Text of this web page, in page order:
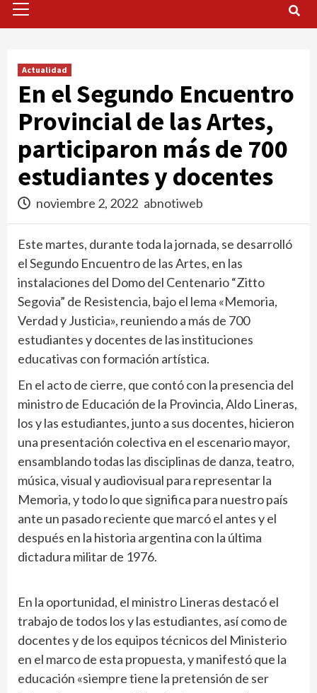
Menu
Actualidad
En el Segundo Encuentro
Provincial de las Artes,
participaron más de 700
estudiantes y docentes
noviembre 2, 2022 abnotiweb
Este martes, durante toda la jornada, se desarrolló
el Segundo Encuentro de las Artes, en las
instalaciones del Domo del Centenario “Zitto
Segovia” de Resistencia, bajo el lema «Memoria,
Verdad y Justicia», reuniendo a más de 700
estudiantes y docentes de las instituciones
educativas con formación artística.
En el acto de cierre, que contó con la presencia del
ministro de Educación de la Provincia, Aldo Lineras,
los y las estudiantes, junto a sus docentes, hicieron
una presentación colectiva en el escenario mayor,
ensamblando todas las disciplinas de danza, teatro,
música, visual y audiovisual para representar la
Memoria, y todo lo que significa para nuestro país
ante un pasado reciente que marcó el antes y el
después en la historia argentina con la última
dictadura militar de 1976.
En la oportunidad, el ministro Lineras destacó el
trabajo de todos los y las estudiantes, así como de
docentes y de los equipos técnicos del Ministerio
en el marco de esta propuesta, y manifestó que la
educación «siempre tiene la pretensión de ser